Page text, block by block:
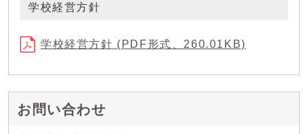
学校経営方針
学校経営方針 (PDF形式、260.01KB)
お問い合わせ